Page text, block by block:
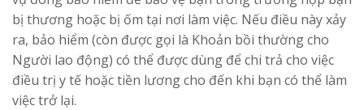
bị thương hoặc bị ốm tại nơi làm việc. Nếu điều này xảy
ra, bảo hiểm (còn được gọi là Khoản bồi thường cho
Người lao động) có thể được dùng để chi trả cho việc
điều trị y tế hoặc tiền lương cho đến khi bạn có thể làm
việc trở lại.